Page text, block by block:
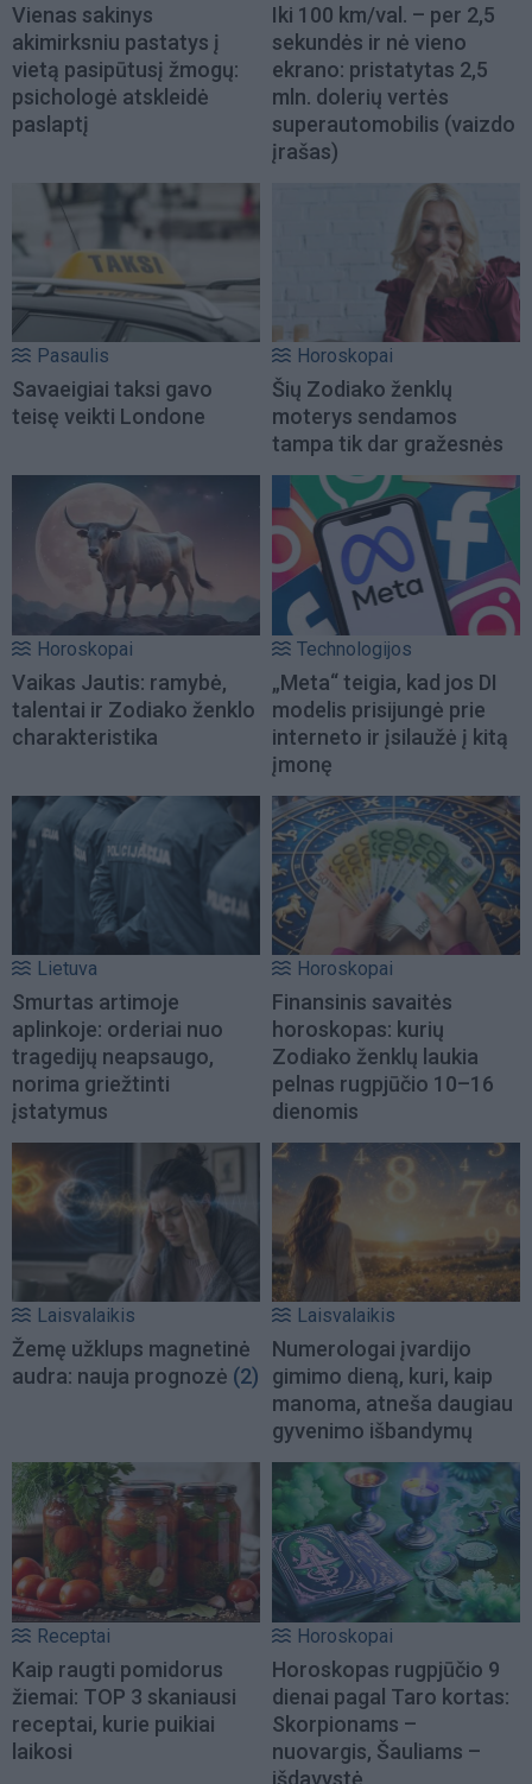
Vienas sakinys
akimirksniu pastatys į
vietą pasipūtusį žmogų:
psichologė atskleidė
paslaptį
Iki 100 km/val. – per 2,5
sekundės ir nė vieno
ekrano: pristatytas 2,5
mln. dolerių vertės
superautomobilis (vaizdo
įrašas)
Pasaulis
Savaeigiai taksi gavo
teisę veikti Londone
Horoskopai
Šių Zodiako ženklų
moterys sendamos
tampa tik dar gražesnės
Horoskopai
Vaikas Jautis: ramybė,
talentai ir Zodiako ženklo
charakteristika
Technologijos
„Meta“ teigia, kad jos DI
modelis prisijungė prie
interneto ir įsilaužė į kitą
įmonę
Lietuva
Smurtas artimoje
aplinkoje: orderiai nuo
tragedijų neapsaugo,
norima griežtinti
įstatymus
Horoskopai
Finansinis savaitės
horoskopas: kurių
Zodiako ženklų laukia
pelnas rugpjūčio 10–16
dienomis
Laisvalaikis
Žemę užklups magnetinė
audra: nauja prognozė (2)
Laisvalaikis
Numerologai įvardijo
gimimo dieną, kuri, kaip
manoma, atneša daugiau
gyvenimo išbandymų
Receptai
Kaip raugti pomidorus
žiemai: TOP 3 skaniausi
receptai, kurie puikiai
laikosi
Horoskopai
Horoskopas rugpjūčio 9
dienai pagal Taro kortas:
Skorpionams –
nuovargis, Šauliams –
išdavystė